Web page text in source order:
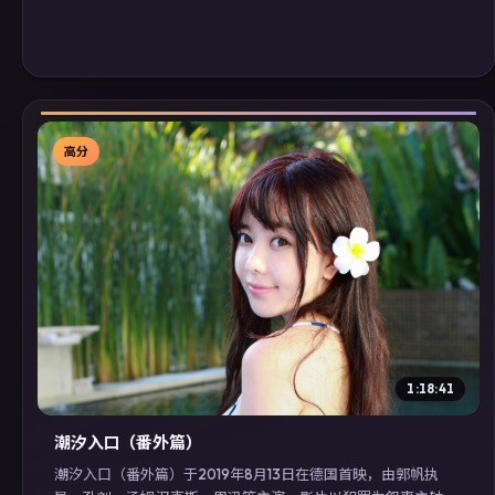
▶
高分
1:18:41
潮汐入口（番外篇）
潮汐入口（番外篇）于2019年8月13日在德国首映，由郭帆执